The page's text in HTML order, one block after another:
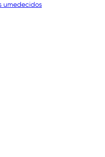
umedecidos